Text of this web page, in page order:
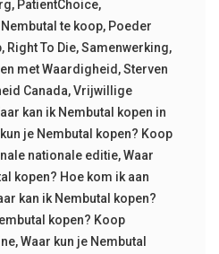
, PatientChoice,
te koop, Poeder
, Right To Die,Samenwerking,
met Waardigheid ,Sterven
Canada,Vrijwillige
kan ik Nembutal kopen in
je Nembutal kopen? Koop
nationale editie,Waar
kopen? Hoe kom ik aan
kan ik Nembutal kopen?
kopen? Koop
,Waar kun je Nembutal